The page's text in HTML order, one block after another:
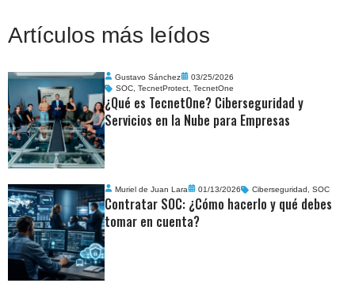
Artículos más leídos
Gustavo Sánchez
03/25/2026
SOC ,TecnetProtect ,TecnetOne
¿Qué es TecnetOne? Ciberseguridad y
Servicios en la Nube para Empresas
Muriel de Juan Lara 01/13/2026 Ciberseguridad ,SOC
Contratar SOC: ¿Cómo hacerlo y qué debes
tomar en cuenta?